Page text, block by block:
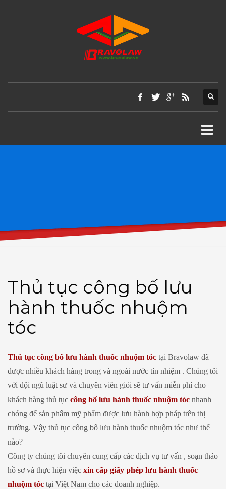
Thủ tục công bố lưu
hành thuốc nhuộm
tóc
Thủ tục công bố lưu hành thuốc nhuộm tóc tại Bravolaw đã
được nhiều khách hàng trong và ngoài nước tín nhiệm . Chúng tôi
với đội ngũ luật sư và chuyên viên giỏi sẽ tư vấn miễn phí cho
khách hàng thủ tục công bố lưu hành thuốc nhuộm tóc nhanh
chóng để sản phẩm mỹ phẩm được lưu hành hợp pháp trên thị
trường. Vậy thủ tục công bố lưu hành thuốc nhuộm tóc như thế
nào?
Công ty chúng tôi chuyên cung cấp các dịch vụ tư vấn , soạn thảo
hồ sơ và thực hiện việc xin cấp giấy phép lưu hành thuốc
nhuộm tóc tại Việt Nam cho các doanh nghiệp.